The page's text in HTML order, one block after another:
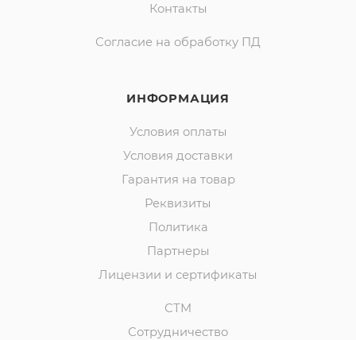
Контакты
Согласие на обработку ПД
ИНФОРМАЦИЯ
Условия оплаты
Условия доставки
Гарантия на товар
Реквизиты
Политика
Партнеры
Лицензии и сертификаты
СТМ
Сотрудничество